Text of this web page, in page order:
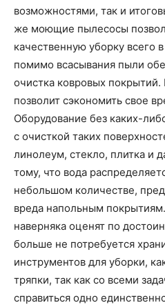
возможностями, так и
же моющие пылесосы
качественную уборку всего
помимо всасывания пыли
очистка ковровых покрытий.
позволит сэкономить свое
Оборудование без каких-
с очисткой таких
линолеум, стекло, плитка и
тому, что вода
небольшом количестве,
вреда напольным
наверняка оценят по
больше не потребуется
инструментов для уборки,
тряпки, так как со всеми
справиться одно